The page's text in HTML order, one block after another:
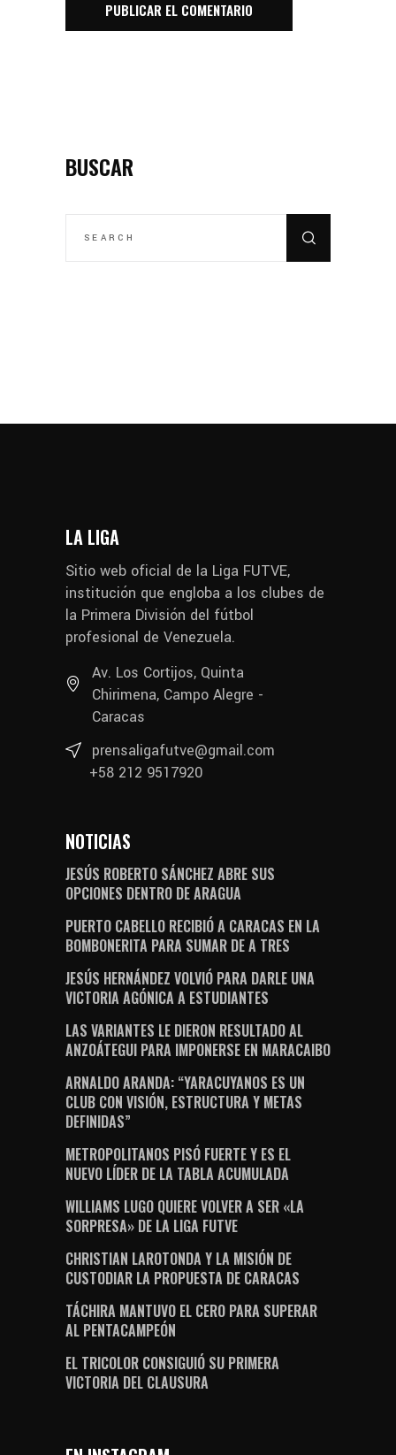
BUSCAR
LA LIGA
Sitio web oficial de la Liga FUTVE,
institución que engloba a los clubes de
la Primera División del fútbol
profesional de Venezuela.
Av. Los Cortijos, Quinta
Chirimena, Campo Alegre -
Caracas
prensaligafutve@gmail.com
+58 212 9517920
NOTICIAS
JESÚS ROBERTO SÁNCHEZ ABRE SUS
OPCIONES DENTRO DE ARAGUA
PUERTO CABELLO RECIBIÓ A CARACAS EN LA
BOMBONERITA PARA SUMAR DE A TRES
JESÚS HERNÁNDEZ VOLVIÓ PARA DARLE UNA
VICTORIA AGÓNICA A ESTUDIANTES
LAS VARIANTES LE DIERON RESULTADO AL
ANZOÁTEGUI PARA IMPONERSE EN MARACAIBO
ARNALDO ARANDA: “YARACUYANOS ES UN
CLUB CON VISIÓN, ESTRUCTURA Y METAS
DEFINIDAS”
METROPOLITANOS PISÓ FUERTE Y ES EL
NUEVO LÍDER DE LA TABLA ACUMULADA
WILLIAMS LUGO QUIERE VOLVER A SER «LA
SORPRESA» DE LA LIGA FUTVE
CHRISTIAN LAROTONDA Y LA MISIÓN DE
CUSTODIAR LA PROPUESTA DE CARACAS
TÁCHIRA MANTUVO EL CERO PARA SUPERAR
AL PENTACAMPEÓN
EL TRICOLOR CONSIGUIÓ SU PRIMERA
VICTORIA DEL CLAUSURA